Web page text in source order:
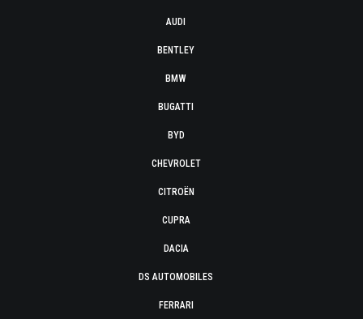
AUDI
BENTLEY
BMW
BUGATTI
BYD
CHEVROLET
CITROËN
CUPRA
DACIA
DS AUTOMOBILES
FERRARI